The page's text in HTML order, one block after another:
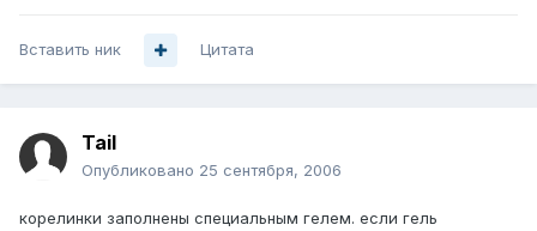
Вставить ник Цитата
Tail
Опубликовано 25 сентября, 2006
корелинки заполнены специальным гелем. если гель